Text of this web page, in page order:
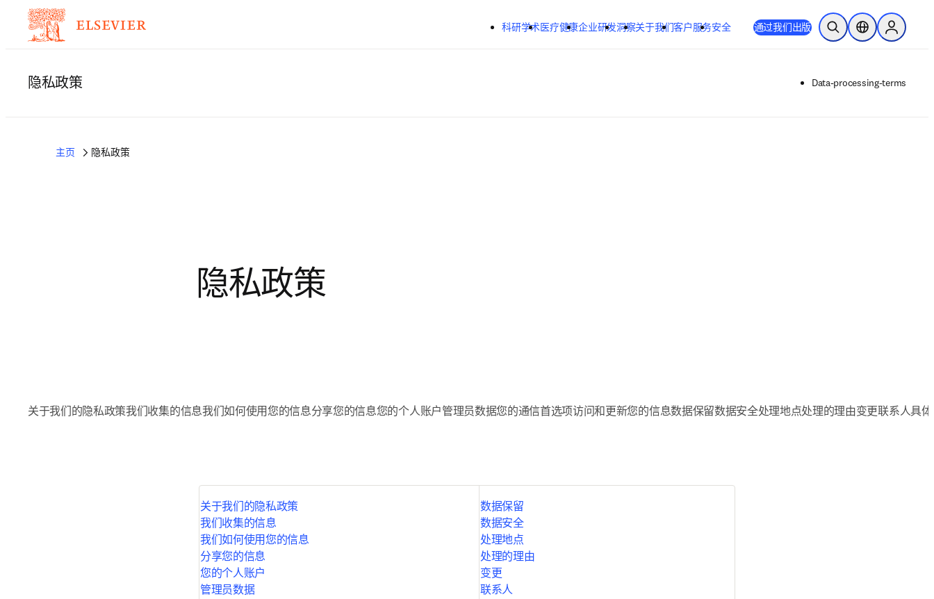
跳转到主内容
科研学术医疗健康企业研发洞察关于我们客户服务安全 通过我们出版 开放搜索位置选择器Sign in to
隐私政策 Data-processing-terms
主页 隐私政策
隐私政策
关于我们的隐私政策我们收集的信息我们如何使用您的信息分享您的信息您的个人账户管理员数据您的通信首选项访问和更新您的信息数据保留数据安全处理地点处理的理由变更联系人具
关于我们的隐私政策
我们收集的信息
我们如何使用您的信息
分享您的信息
您的个人账户
管理员数据
数据保留
数据安全
处理地点
处理的理由
变更
联系人